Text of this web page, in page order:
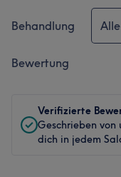
Behandlung
Bewertung
Verifizierte
Geschrieben
dich in jedem